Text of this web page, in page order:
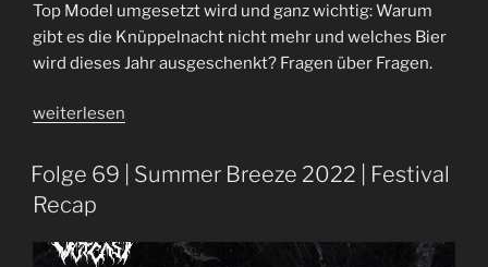
Top Model umgesetzt wird und ganz wichtig: Warum
gibt es die Knüppelnacht nicht mehr und welches Bier
wird dieses Jahr ausgeschenkt? Fragen über Fragen.
„Full
Festival
Interview
mit
weiterlesen
Folge 69 | Summer Breeze 2022 | Festival
Recap